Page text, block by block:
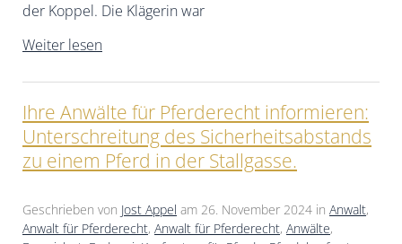
der Koppel. Die Klägerin war
Weiter lesen
Ihre Anwälte für Pferderecht informieren:
Unterschreitung des Sicherheitsabstands
zu einem Pferd in der Stallgasse.
Geschrieben von Jost Appel am 26. November 2024 in Anwalt,
Anwalt für Pferderecht, Anwalt für Pferderecht, Anwälte,